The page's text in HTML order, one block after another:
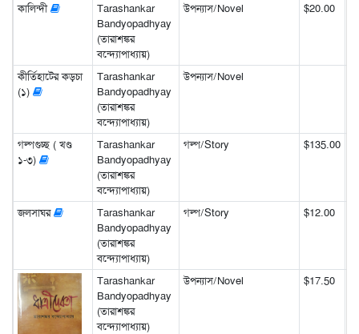
কালিন্দী
Tarashankar
Bandyopadhyay
(তারাশঙ্কর
বন্দ্যোপাধ্যায়)
উপন্যাস/Novel $20.00
কীর্তিহাটের কড়চা
(১)
Tarashankar
Bandyopadhyay
(তারাশঙ্কর
বন্দ্যোপাধ্যায়)
উপন্যাস/Novel
গল্পগুচ্ছ ( খণ্ড
১-৩)
Tarashankar
Bandyopadhyay
(তারাশঙ্কর
বন্দ্যোপাধ্যায়)
গল্প/Story $135.00
জলসাঘর
Tarashankar
Bandyopadhyay
(তারাশঙ্কর
বন্দ্যোপাধ্যায়)
গল্প/Story $12.00
Tarashankar
Bandyopadhyay
(তারাশঙ্কর
বন্দ্যোপাধ্যায়)
উপন্যাস/Novel $17.50